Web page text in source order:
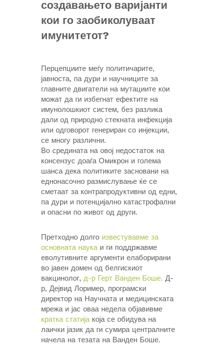
создавањето варијанти
кои го заобиколуваат
имунитетот?
Перцепциите меѓу политичарите,
јавноста, па дури и научниците за
главните двигатели на мутациите кои
можат да ги избегнат ефектите на
имунолошкиот систем, без разлика
дали од природно стекната инфекција
или одговорот генериран со инјекции,
се многу различни.
Во средината на овој недостаток на
консензус доаѓа Омикрон и голема
шанса дека политиките засновани на
еднонасочно размислување ќе се
сметаат за контрапродуктивни од едни,
па дури и потенцијално катастрофални
и опасни по живот од други.
Претходно долго известувавме за
основната наука и ги поддржавме
еволутивните аргументи елаборирани
во јавен домен од белгискиот
вакцинолог, д-р Герт Ванден Боше. Д-
р, Дејвид Лоример, програмски
директор на Научната и медицинската
мрежа и јас оваа недела објавивме
кратка статија која се обидува на
лаички јазик да ги сумира централните
начела на тезата на Ванден Боше.